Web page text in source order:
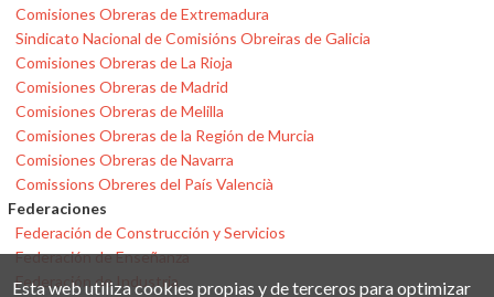
Comisiones Obreras de Extremadura
Sindicato Nacional de Comisións Obreiras de Galicia
Comisiones Obreras de La Rioja
Comisiones Obreras de Madrid
Comisiones Obreras de Melilla
Comisiones Obreras de la Región de Murcia
Comisiones Obreras de Navarra
Comissions Obreres del País Valencià
Federaciones
Federación de Construcción y Servicios
Federación de Enseñanza
Federación de Industria
Esta web utiliza cookies propias y de terceros para optimizar